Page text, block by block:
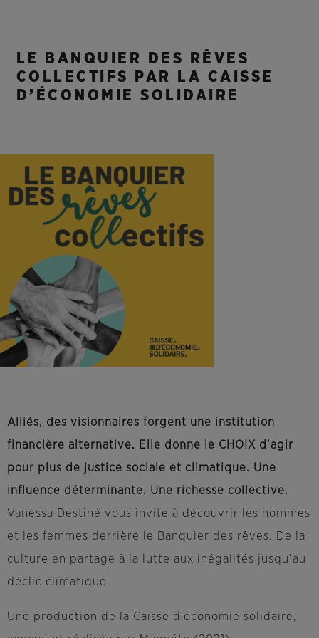
LE BANQUIER DES RÊVES
COLLECTIFS PAR LA CAISSE
D’ÉCONOMIE SOLIDAIRE
Alliés, des visionnaires forgent une institution
financière alternative. Elle donne le CHOIX d’agir
pour plus de justice sociale et climatique. Une
influence déterminante. Une richesse collective.
Vanessa Destiné vous invite à découvrir les hommes
et les femmes derrière le Banquier des rêves. De la
culture en partage à la lutte aux inégalités jusqu’au
déclic climatique.
Une production de la Caisse d’économie solidaire,